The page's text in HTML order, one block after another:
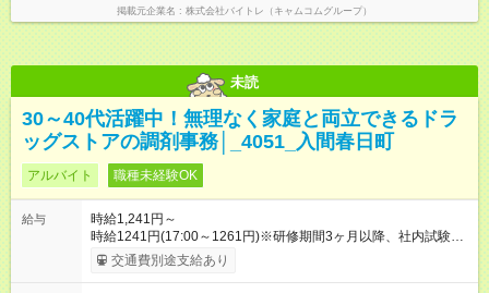
掲載元企業名 株式会社バイトレ（キャムコムグループ）
未読
30～40代活躍中！無理なく家庭と両立できるドラ
ッグストアの調剤事務│_4051_入間春日町
アルバイト 職種未経験OK
給与
時給1,241円～
時給1241円(17:00～1261円)※研修期間3ヶ月以降、社内試験に
よる更新判定あり 社内試験合格後、時給＋50～100円の昇給あ
り （大学生は＋20円） 試用期間あり：入社日から3ヶ月間／本
交通費別途支給あり